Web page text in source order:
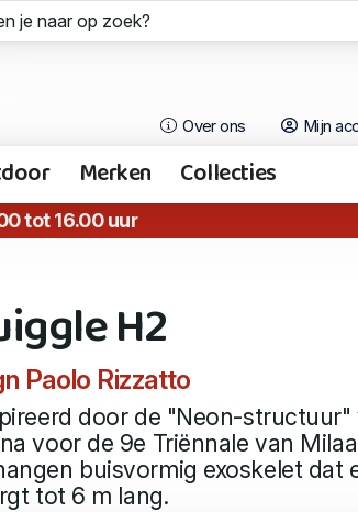
Over ons Mijn
Merken Collecties
tot 16.00 uur
H2
Paolo Rizzatto
door de "Neon-structuur"
voor de 9e Triënnale van
buisvormig exoskelet dat
tot 6 m lang.